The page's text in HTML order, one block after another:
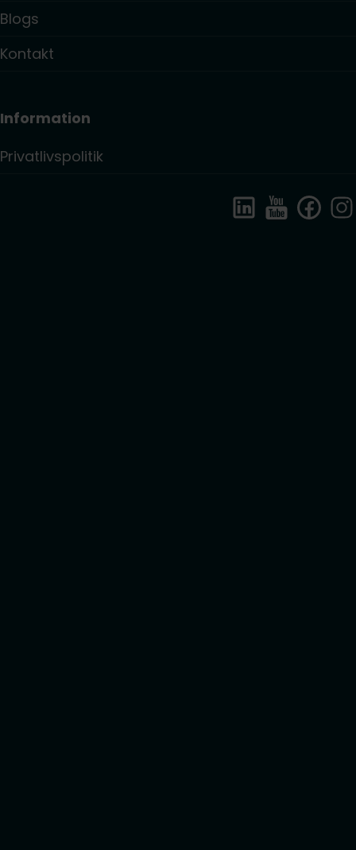
Blogs
Kontakt
Information
Privatlivspolitik